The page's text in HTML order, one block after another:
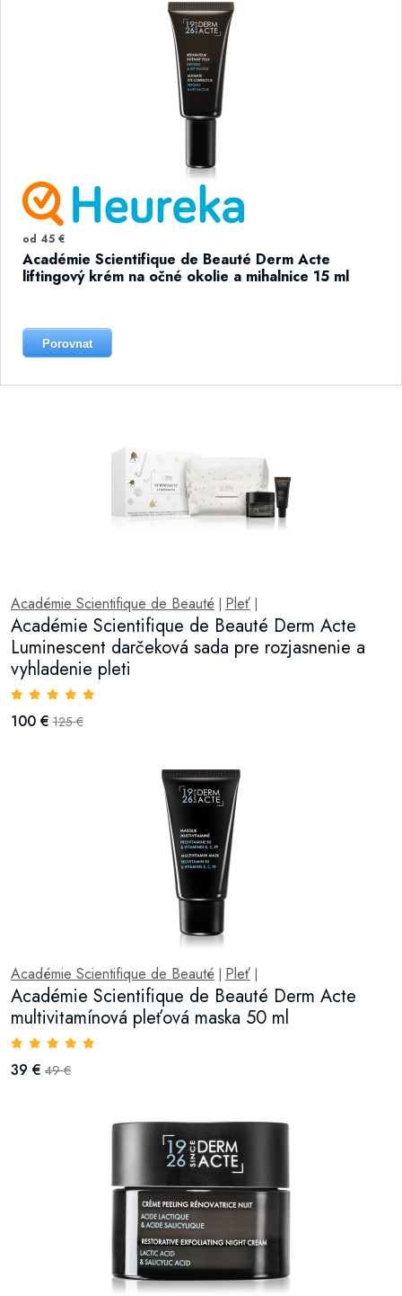
od 45 €
Académie Scientifique de Beauté Derm Acte
liftingový krém na očné okolie a mihalnice 15 ml
Porovnat
Académie Scientifique de Beauté Pleť
Académie Scientifique de Beauté Derm Acte
Luminescent darčeková sada pre rozjasnenie a
vyhladenie pleti
100 € 125 €
Académie Scientifique de Beauté Pleť
Académie Scientifique de Beauté Derm Acte
multivitamínová pleťová maska 50 ml
39 € 49 €